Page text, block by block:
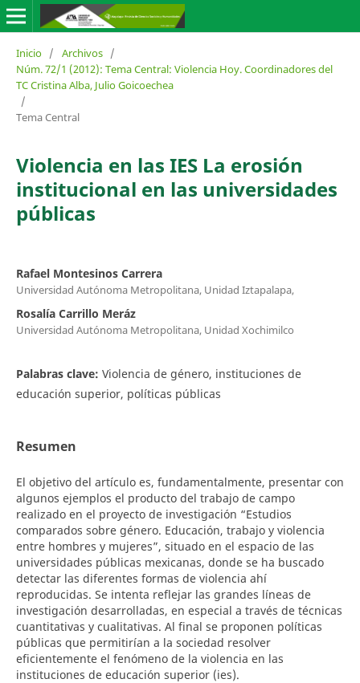
Inicio / Archivos /
Núm. 72/1 (2012): Tema Central: Violencia Hoy. Coordinadores del
TC Cristina Alba, Julio Goicoechea
/
Tema Central
Violencia en las IES La erosión
institucional en las universidades
públicas
Rafael Montesinos Carrera
Universidad Autónoma Metropolitana, Unidad Iztapalapa,
Rosalía Carrillo Meráz
Universidad Autónoma Metropolitana, Unidad Xochimilco
Palabras clave: Violencia de género, instituciones de
educación superior, políticas públicas
Resumen
El objetivo del artículo es, fundamentalmente, presentar con
algunos ejemplos el producto del trabajo de campo
realizado en el proyecto de investigación “Estudios
comparados sobre género. Educación, trabajo y violencia
entre hombres y mujeres”, situado en el espacio de las
universidades públicas mexicanas, donde se ha buscado
detectar las diferentes formas de violencia ahí
reproducidas. Se intenta reflejar las grandes líneas de
investigación desarrolladas, en especial a través de técnicas
cuantitativas y cualitativas. Al final se proponen políticas
públicas que permitirían a la sociedad resolver
eficientemente el fenómeno de la violencia en las
instituciones de educación superior (ies).